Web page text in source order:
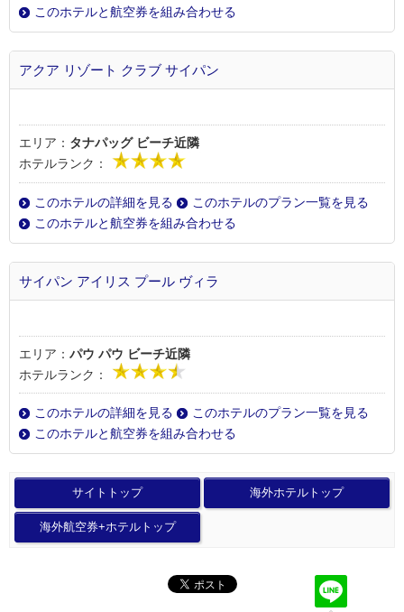
このホテルと航空券を組み合わせる
アクア リゾート クラブ サイパン
エリア： タナパッグ ビーチ近隣
ホテルランク：
このホテルの詳細を見る
このホテルのプラン一覧を見る
このホテルと航空券を組み合わせる
サイパン アイリス プール ヴィラ
エリア： パウ パウ ビーチ近隣
ホテルランク：
このホテルの詳細を見る
このホテルのプラン一覧を見る
このホテルと航空券を組み合わせる
サイトトップ 海外ホテルトップ
海外航空券+ホテルトップ